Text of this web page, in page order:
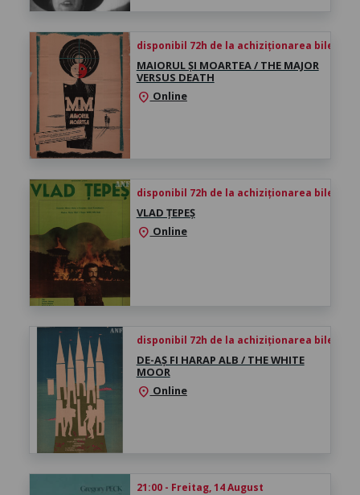
disponibil 72h de la achiziționarea biletului
MAIORUL ȘI MOARTEA / THE MAJOR
VERSUS DEATH
location_on Online
disponibil 72h de la achiziționarea biletului
VLAD ȚEPEȘ
location_on Online
disponibil 72h de la achiziționarea biletului
DE-AȘ FI HARAP ALB / THE WHITE
MOOR
location_on Online
21:00 - Freitag, 14 August